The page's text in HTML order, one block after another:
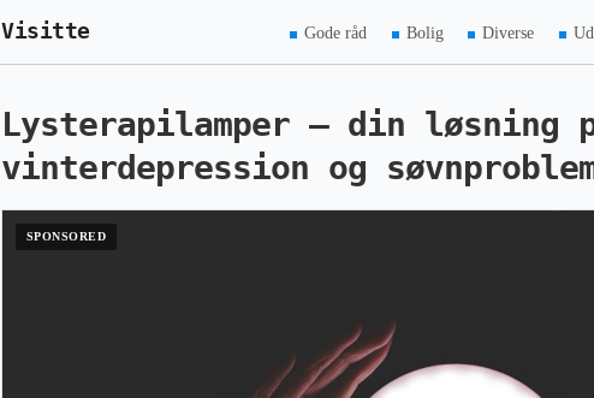
Visitte Gode råd Bolig Diverse
Lysterapilamper – din løsning
vinterdepression og